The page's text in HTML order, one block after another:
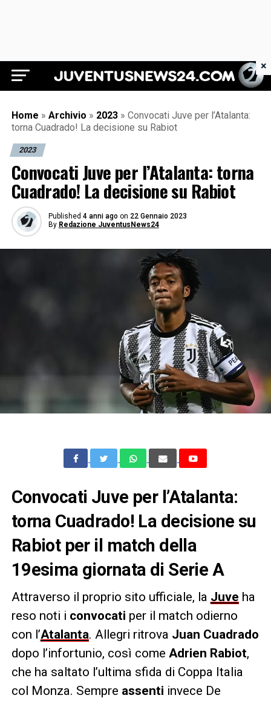
Juventus News 24
Home » Archivio » 2023 » Convocati Juve per l’Atalanta:
torna Cuadrado! La decisione su Rabiot
2023
Convocati Juve per l’Atalanta: torna
Cuadrado! La decisione su Rabiot
Published 4 anni ago on 22 Gennaio 2023
By Redazione JuventusNews24
Convocati Juve per l’Atalanta:
torna Cuadrado! La decisione su
Rabiot per il match della
19esima giornata di Serie A
Attraverso il proprio sito ufficiale, la Juve ha
reso noti i convocati per il match odierno
con l’Atalanta. Allegri ritrova Juan Cuadrado
dopo l’infortunio, così come Adrien Rabiot,
che ha saltato l’ultima sfida di Coppa Italia
col Monza. Sempre assenti invece De
×